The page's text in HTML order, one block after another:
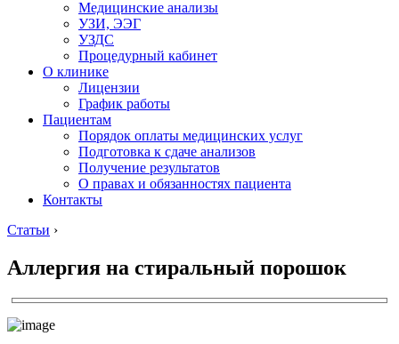
Медицинские анализы
УЗИ, ЭЭГ
УЗДС
Процедурный кабинет
О клинике
Лицензии
График работы
Пациентам
Порядок оплаты медицинских услуг
Подготовка к сдаче анализов
Получение результатов
О правах и обязанностях пациента
Контакты
Статьи ›
Аллергия на стиральный порошок